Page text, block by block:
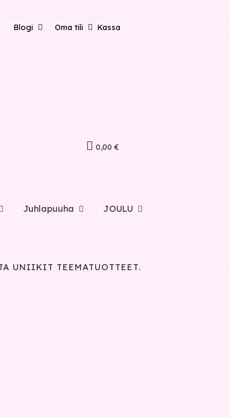
Kassa
Oma tili
Blogi
0,00 €
Juhlapuuha JOULU
UNIIKIT TEEMATUOTTEET.